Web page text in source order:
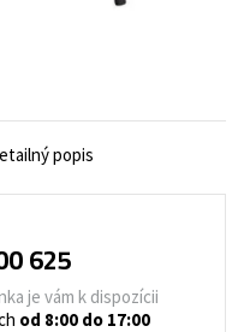
popis
625
je vám k dispozícii
od 8:00 do 17:00